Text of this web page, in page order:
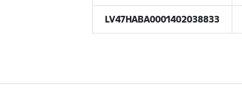
LV47HABA0001402038833